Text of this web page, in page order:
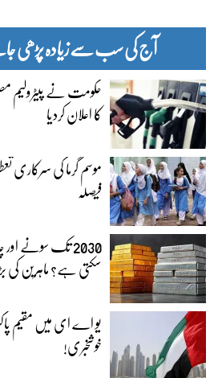
آج کی سب سے زیادہ پڑھی
حکومت نے پیٹرولیم
کا اعلان کردیا
موسم گرما کی سرکاری
فیصلہ
2030 تک سونے
سکتی ہے؟ ماہرین کی
یو اے ای میں مقیم
خوشخبری!